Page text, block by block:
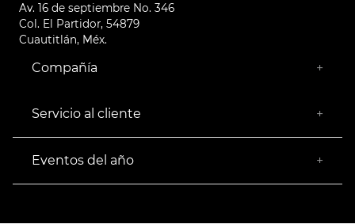
Av. 16 de septiembre No. 346
Col. El Partidor, 54879
Cuautitlán, Méx.
Compañía +
Empresa Socialmente Responsable
Servicio al cliente +
Facturación
Devoluciones
Eventos del año +
Buen Fin